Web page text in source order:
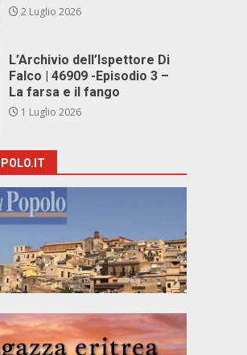
2 Luglio 2026
L’Archivio dell’Ispettore Di
Falco | 46909 -Episodio 3 –
La farsa e il fango
1 Luglio 2026